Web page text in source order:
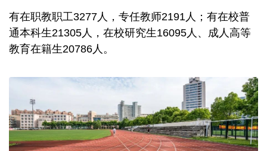
有在职教职工3277人，专任教师2191人；有在校普
通本科生21305人，在校研究生16095人、成人高等
教育在籍生20786人。